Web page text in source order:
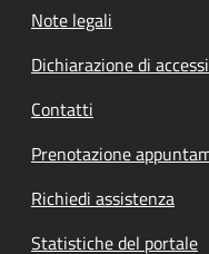
Note legali
Dichiarazione di
Contatti
Prenotazione
Richiedi assistenza
Statistiche del portale